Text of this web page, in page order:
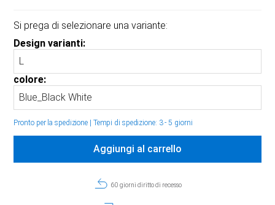
Si prega di selezionare una variante:
Design varianti:
colore:
Pronto per la spedizione Tempi di spedizione: 3 - 5 giorni
Aggiungi al carrello
60 giorni diritto di recesso